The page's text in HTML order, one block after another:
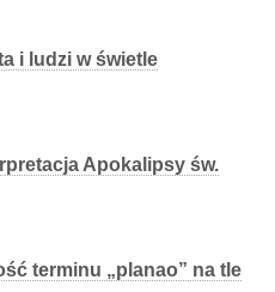
i ludzi w świetle
Apokalipsy św.
terminu „planao” na tle